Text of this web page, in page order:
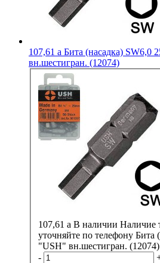
107,61 a Бита (насадка) SW6,0
вн.шестигран. (12074)
107,61 a В наличии Наличие
уточняйте по телефону Бита
"USH" вн.шестигран. (12074)
-